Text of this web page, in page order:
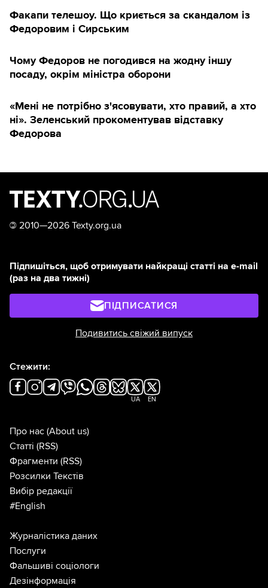
Факапи телешоу. Що криється за скандалом із
Федоровим і Сирським
Чому Федоров не погодився на жодну іншу
посаду, окрім міністра оборони
«Мені не потрібно з'ясовувати, хто правий, а хто
ні». Зеленський прокоментував відставку
Федорова
© 2010—2026 Texty.org.ua
Підпишіться, щоб отримувати найкращі статті на e-mail
(раз на два тижні)
ПІДПИСАТИСЯ
Подивитись свіжий випуск
Стежити:
UA EN
Про нас (About us)
Статті (RSS)
Фрагменти (RSS)
Розсилки Текстів
Вибір редакції
#English
Журналістика даних
Послуги
Фальшиві соціологи
Дезінформація